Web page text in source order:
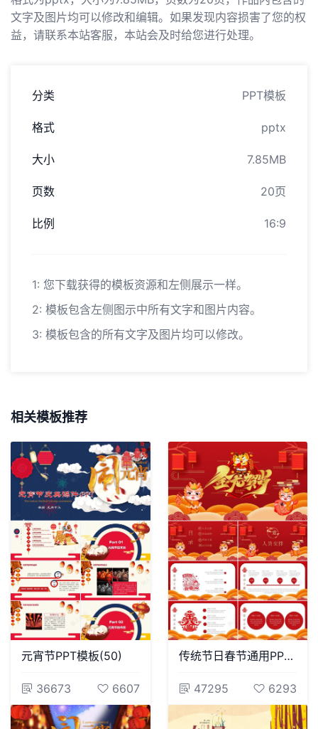
文字及图片均可以修改和编辑。如果发现内容损害了您的权
益，请联系本站客服，本站会及时给您进行处理。
分类 PPT模板
格式 pptx
大小 7.85MB
页数 20页
比例 16:9
1: 您下载获得的模板资源和左侧展示一样。
2: 模板包含左侧图示中所有文字和图片内容。
3: 模板包含的所有文字及图片均可以修改。
相关模板推荐
元宵节PPT模板(50)
36673 6607
传统节日春节通用PPT模板(63)
47295 6293